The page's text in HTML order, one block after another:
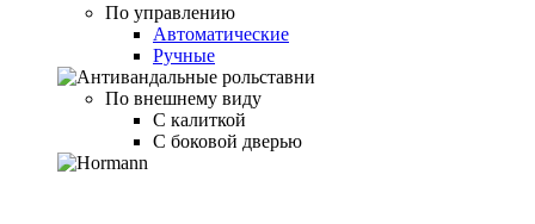
По управлению
Автоматические
Ручные
По внешнему виду
С калиткой
С боковой дверью